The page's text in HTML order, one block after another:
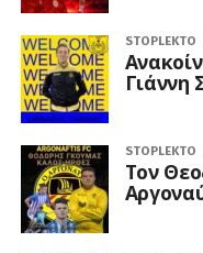
STOPLEKTO
Γιάννη
STOPLEKTO
Τον